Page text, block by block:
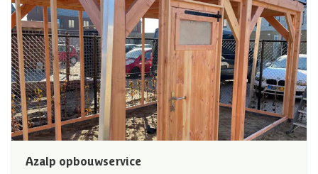
Azalp opbouwservice